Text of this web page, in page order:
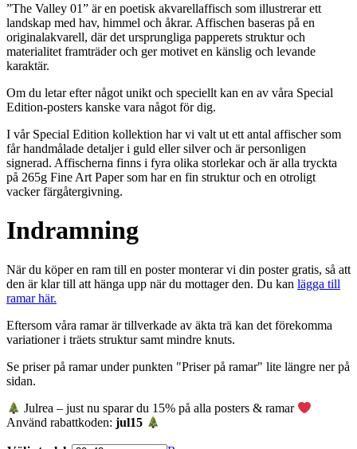
”The Valley 01” är en poetisk akvarellaffisch som illustrerar ett
landskap med hav, himmel och åkrar. Affischen baseras på en
originalakvarell, där det ursprungliga papperets struktur och
materialitet framträder och ger motivet en känslig och levande
karaktär.
Om du letar efter något unikt och speciellt kan en av våra Special
Edition-posters kanske vara något för dig.
I vår Special Edition kollektion har vi valt ut ett antal affischer som
får handmålade detaljer i guld eller silver och är personligen
signerad. Affischerna finns i fyra olika storlekar och är alla tryckta
på 265g Fine Art Paper som har en fin struktur och en otroligt
vacker färgåtergivning.
Indramning
När du köper en ram till en poster monterar vi din poster gratis, så att
den är klar till att hänga upp när du mottager den. Du kan lägga till
ramar här.
Eftersom våra ramar är tillverkade av äkta trä kan det förekomma
variationer i träets struktur samt mindre knuts.
Se priser på ramar under punkten "Priser på ramar" lite längre ner på
sidan.
Julrea – just nu sparar du 15% på alla posters & ramar
Använd rabattkoden: jul15